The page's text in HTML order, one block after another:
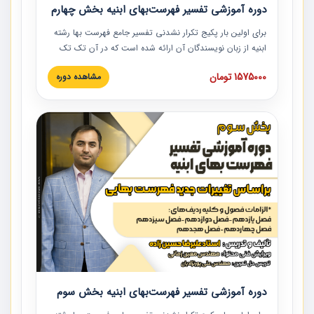
دوره آموزشی تفسیر فهرست‌بهای ابنیه بخش چهارم
برای اولین بار پکیج تکرار نشدنی تفسیر جامع فهرست بها رشته
ابنیه از زبان نویسندگان آن ارائه شده است که در آن تک تک
ردیف ها و مطالب فهرست بها تفسیر و ارائه شده است. این
دوره به صورت کامل تصویری بوده و به همراه تصاویر عملیات
دوره با کلام مهندس علیرضاحسین‌زاده مدیر پروژه مهندسی
مشاور در امر بازنگری فهرست بها رشته ابنیه ارائه شده و به تمام
همکارانی که در حوزه صنعت ساخت در حال فعالیت هستند حتما
توصیه می کنیم از مطالب این دوره استفاده نمایند.
1575000 تومان مشاهده دوره
دوره آموزشی تفسیر فهرست‌بهای ابنیه بخش سوم